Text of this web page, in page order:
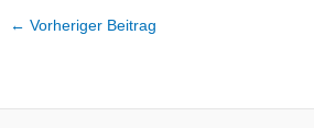
← Vorheriger Beitrag